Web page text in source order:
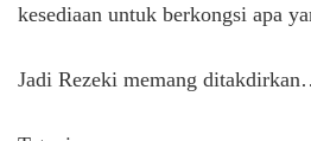
kesediaan untuk berkongsi apa
Jadi Rezeki memang